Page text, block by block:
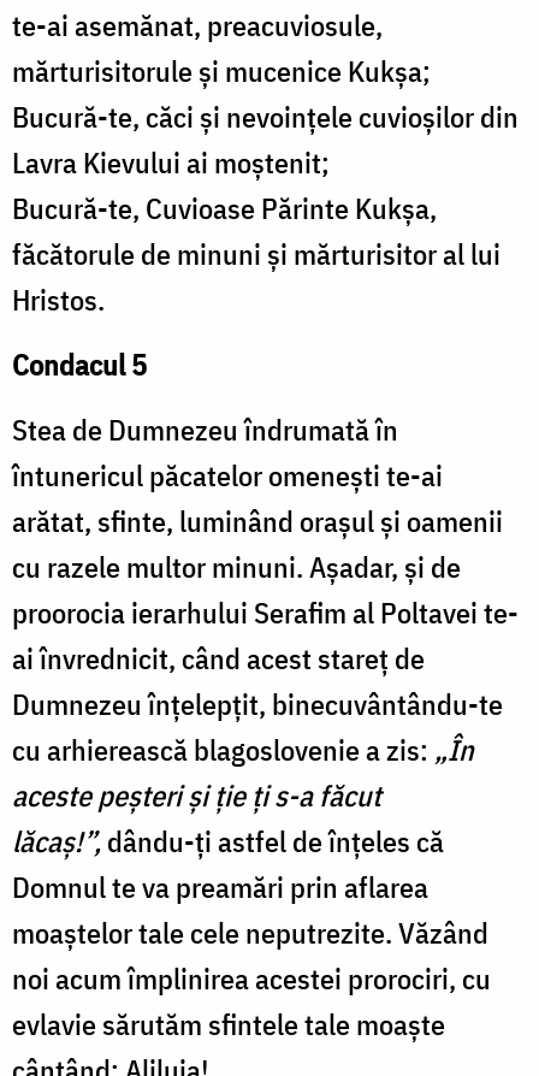
te-ai asemănat, preacuviosule,
mărturisitorule și mucenice Kukșa;
Bucură-te, căci și nevoințele cuvioșilor din
Lavra Kievului ai moștenit;
Bucură-te, Cuvioase Părinte Kukşa,
făcătorule de minuni și mărturisitor al lui
Hristos.
Condacul 5
Stea de Dumnezeu îndrumată în
întunericul păcatelor omenești te-ai
arătat, sfinte, luminând orașul și oamenii
cu razele multor minuni. Așadar, și de
proorocia ierarhului Serafim al Poltavei te-
ai învrednicit, când acest stareț de
Dumnezeu înțelepțit, binecuvântându-te
cu arhierească blagoslovenie a zis: „În
aceste peșteri și ție ți s-a făcut
lăcaș!”,dându-ți astfel de înțeles că
Domnul te va preamări prin aflarea
moaștelor tale cele neputrezite. Văzând
noi acum împlinirea acestei prorociri, cu
evlavie sărutăm sfintele tale moaște